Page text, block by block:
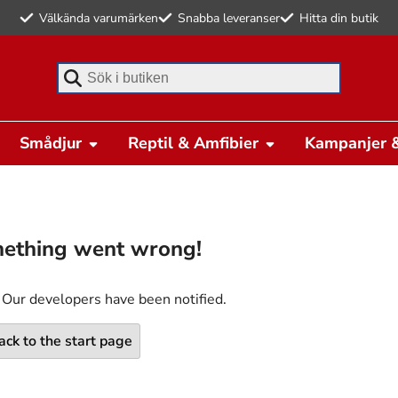
Välkända varumärken Snabba leveranser Hitta din butik
Börja skriva för att söka
Smådjur Reptil & Amfibier Kampanjer
went wrong!
developers have been notified.
to the start page